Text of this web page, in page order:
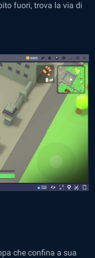
fuori, trova la via di
che confina a sua